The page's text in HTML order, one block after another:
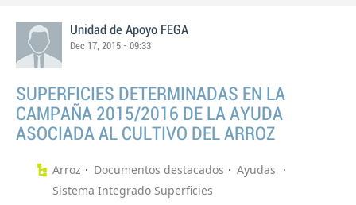
Unidad de Apoyo FEGA
Dec 17, 2015 - 09:33
SUPERFICIES DETERMINADAS EN LA
CAMPAÑA 2015/2016 DE LA AYUDA
ASOCIADA AL CULTIVO DEL ARROZ
Arroz Documentos destacados
Ayudas
Sistema Integrado Superficies